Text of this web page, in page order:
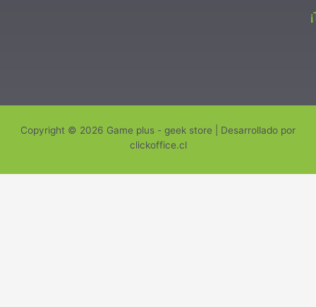
Copyright © 2026 Game plus - geek store | Desarrollado por
clickoffice.cl